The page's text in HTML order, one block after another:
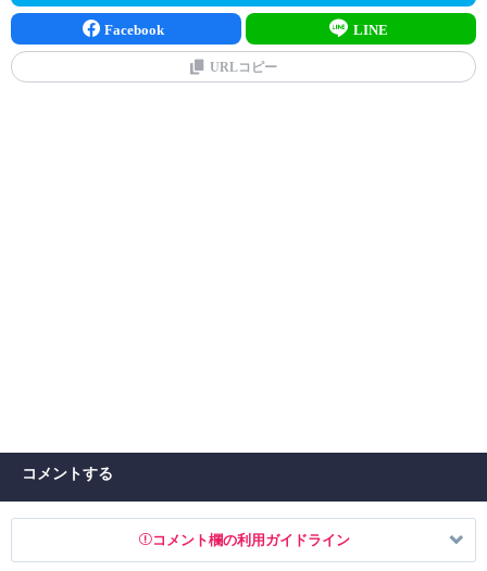
Facebook LINE
URLコピー
コメントする
コメント欄の利用ガイドライン